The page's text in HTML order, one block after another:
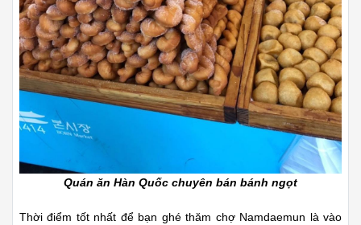
Quán ăn Hàn Quốc chuyên bán bánh ngọt
Thời điểm tốt nhất để bạn ghé thăm chợ Namdaemun là vào